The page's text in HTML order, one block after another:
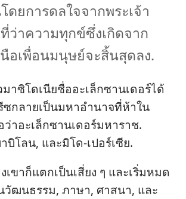
ย​การ​ดล​ใจ​จาก​พระเจ้า
ว่า​ความ​ทุกข์​ซึ่ง​เกิด​จาก​
อ​เพื่อน​มนุษย์​จะ​สิ้น​สุด​ลง.
ซิโดเนีย​ชื่อ​อะเล็กซานเดอร์​ได้​
ซ​กลาย​เป็น​มหาอำนาจ​ที่​ห้า​ใน​
า​อะเล็กซานเดอร์​มหาราช.
โลน, และ​มิโด-เปอร์เซีย.
ขา​ก็​แตก​เป็น​เสี่ยง ๆ และ​เริ่ม​หมด​
ฒนธรรม, ภาษา, ศาสนา, และ​